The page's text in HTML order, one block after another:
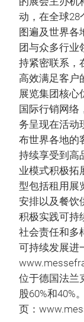
动，在全球28
图遍及世界各
团与众多行业
持紧密联系，
高效满足客户
展览集团核心
国际行销网络
务呈现在活动
布世界各地的
持续享受到高
业模式积极拓
型包括租用展
安排以及餐饮
积极实践可持
社会责任和多
可持续发展进
位于德国法兰
股60%和40%
页：